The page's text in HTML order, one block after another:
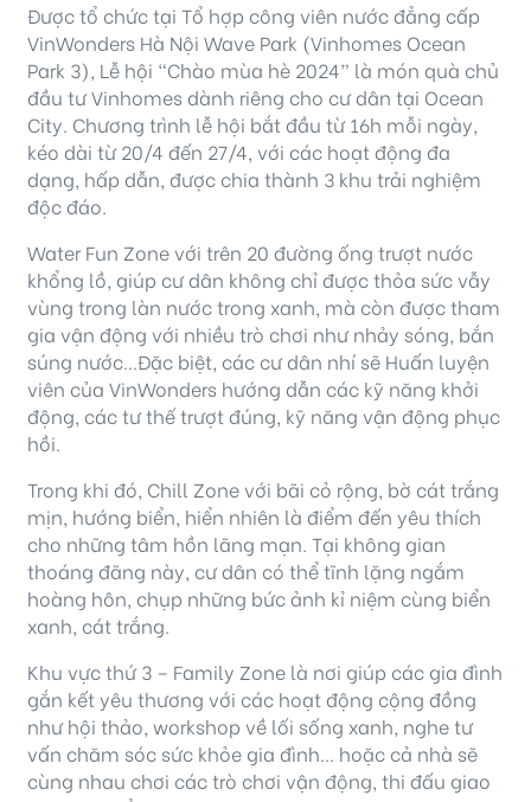
Được tổ chức tại Tổ hợp công viên nước đẳng cấp
VinWonders Hà Nội Wave Park (Vinhomes Ocean
Park 3), Lễ hội “Chào mùa hè 2024” là món quà chủ
đầu tư Vinhomes dành riêng cho cư dân tại Ocean
City. Chương trình lễ hội bắt đầu từ 16h mỗi ngày,
kéo dài từ 20/4 đến 27/4, với các hoạt động đa
dạng, hấp dẫn, được chia thành 3 khu trải nghiệm
độc đáo.
Water Fun Zone với trên 20 đường ống trượt nước
khổng lồ, giúp cư dân không chỉ được thỏa sức vẫy
vùng trong làn nước trong xanh, mà còn được tham
gia vận động với nhiều trò chơi như nhảy sóng, bắn
súng nước…Đặc biệt, các cư dân nhí sẽ Huấn luyện
viên của VinWonders hướng dẫn các kỹ năng khởi
động, các tư thế trượt đúng, kỹ năng vận động phục
hồi.
Trong khi đó, Chill Zone với bãi cỏ rộng, bờ cát trắng
mịn, hướng biển, hiển nhiên là điểm đến yêu thích
cho những tâm hồn lãng mạn. Tại không gian
thoáng đãng này, cư dân có thể tĩnh lặng ngắm
hoàng hôn, chụp những bức ảnh kỉ niệm cùng biển
xanh, cát trắng.
Khu vực thứ 3 – Family Zone là nơi giúp các gia đình
gắn kết yêu thương với các hoạt động cộng đồng
như hội thảo, workshop về lối sống xanh, nghe tư
vấn chăm sóc sức khỏe gia đình… hoặc cả nhà sẽ
cùng nhau chơi các trò chơi vận động, thi đấu giao